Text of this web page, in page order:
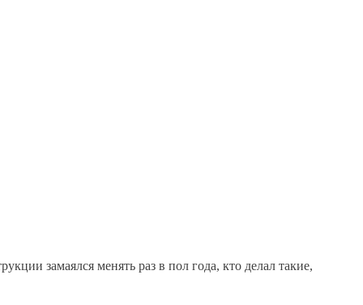
замаялся менять раз в пол года, кто делал такие,